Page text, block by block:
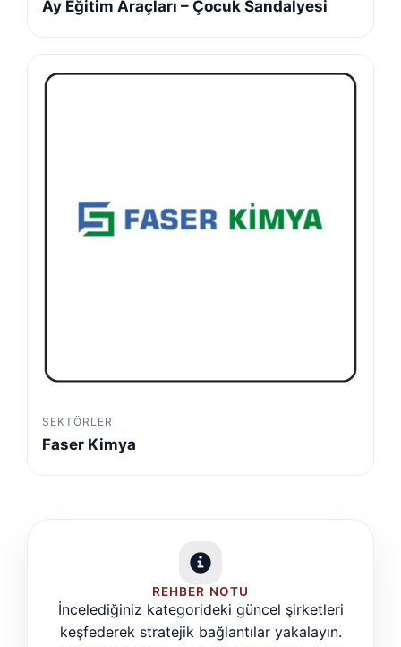
Ay Eğitim Araçları – Çocuk Sandalyesi
SEKTÖRLER
Faser Kimya
REHBER NOTU
İncelediğiniz kategorideki güncel şirketleri
keşfederek stratejik bağlantılar yakalayın.